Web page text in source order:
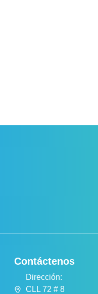
Contáctenos
Dirección:
CLL 72 # 8